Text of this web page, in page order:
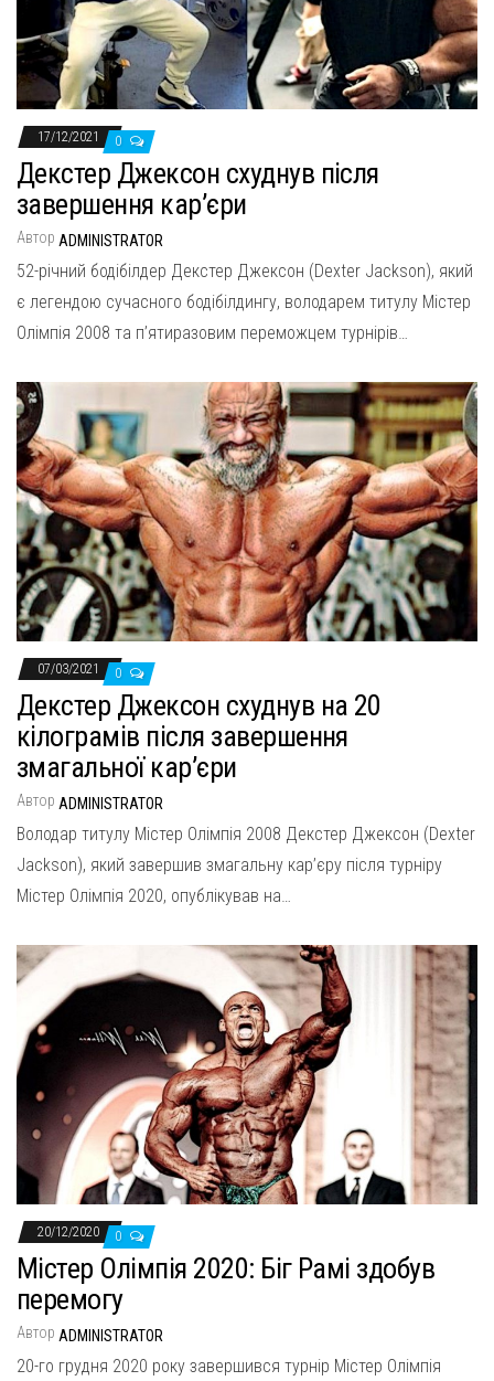
а
в
и
17/12/2021 0
Декстер Джексон схуднув після
завершення кар’єри
Автор ADMINISTRATOR
52-річний бодібілдер Декстер Джексон (Dexter Jackson), який
є легендою сучасного бодібілдингу, володарем титулу Містер
Олімпія 2008 та п’ятиразовим переможцем турнірів…
07/03/2021 0
Декстер Джексон схуднув на 20
кілограмів після завершення
змагальної кар’єри
Автор ADMINISTRATOR
Володар титулу Містер Олімпія 2008 Декстер Джексон (Dexter
Jackson), який завершив змагальну кар’єру після турніру
Містер Олімпія 2020, опублікував на…
20/12/2020 0
Містер Олімпія 2020: Біг Рамі здобув
перемогу
Автор ADMINISTRATOR
20-го грудня 2020 року завершився турнір Містер Олімпія